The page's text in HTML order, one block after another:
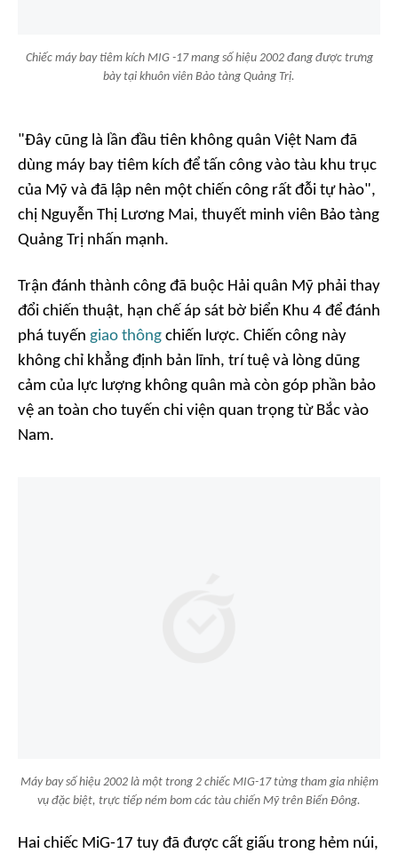
Chiếc máy bay tiêm kích MIG -17 mang số hiệu 2002 đang được trưng
bày tại khuôn viên Bảo tàng Quảng Trị.
"Đây cũng là lần đầu tiên không quân Việt Nam đã
dùng máy bay tiêm kích để tấn công vào tàu khu trục
của Mỹ và đã lập nên một chiến công rất đỗi tự hào",
chị Nguyễn Thị Lương Mai, thuyết minh viên Bảo tàng
Quảng Trị nhấn mạnh.
Trận đánh thành công đã buộc Hải quân Mỹ phải thay
đổi chiến thuật, hạn chế áp sát bờ biển Khu 4 để đánh
phá tuyến giao thông chiến lược. Chiến công này
không chỉ khẳng định bản lĩnh, trí tuệ và lòng dũng
cảm của lực lượng không quân mà còn góp phần bảo
vệ an toàn cho tuyến chi viện quan trọng từ Bắc vào
Nam.
Máy bay số hiệu 2002 là một trong 2 chiếc MIG-17 từng tham gia nhiệm
vụ đặc biệt, trực tiếp ném bom các tàu chiến Mỹ trên Biển Đông.
Hai chiếc MiG-17 tuy đã được cất giấu trong hẻm núi,